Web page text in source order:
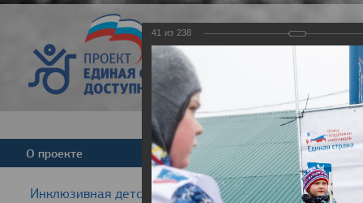
Версия для
О проекте Команда Новости
Инклюзивная детская гонка "Лыжня здоровья" 2021
41 из 238